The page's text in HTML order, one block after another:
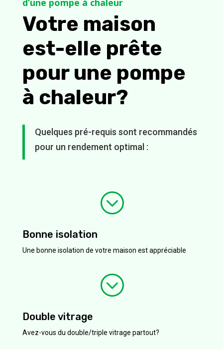
d’une pompe à chaleur
Votre maison
est-elle prête
pour une pompe
à chaleur?
Quelques pré-requis sont recommandés
pour un rendement optimal :
;
Bonne isolation
Une bonne isolation de votre maison est appréciable
;
Double vitrage
Avez-vous du double/triple vitrage partout?